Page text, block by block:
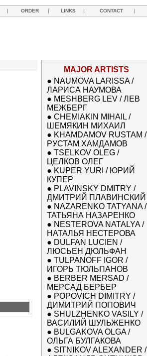
| ORDER | LINKS | CONTACT |
MAJOR ARTISTS
● NAUMOVA LARISSA /
ЛАРИСА НАУМОВА
● MESHBERG LEV / ЛЕВ
МЕЖБЕРГ
● CHEMIAKIN MIHAIL /
ШЕМЯКИН МИХАИЛ
● KHAMDAMOV RUSTAM /
РУСТАМ ХАМДАМОВ
● TSELKOV OLEG /
ЦЕЛКОВ ОЛЕГ
● KUPER YURI / ЮРИЙ
КУПЕР
● PLAVINSKY DMITRY /
ДМИТРИЙ ПЛАВИНСКИЙ
● NAZARENKO TATYANA /
ТАТЬЯНА НАЗАРЕНКО
● NESTEROVA NATALYA /
НАТАЛЬЯ НЕСТЕРОВА
● DULFAN LUCIEN /
ЛЮСЬЕН ДЮЛЬФАН
● TULPANOFF IGOR /
ИГОРЬ ТЮЛЬПАНОВ
● BERBER MERSAD /
МЕРСАД БЕРБЕР
● POPOVICH DIMITRY /
ДИМИТРИЙ ПОПОВИЧ
● SHULZHENKO VASILY /
ВАСИЛИЙ ШУЛЬЖЕНКО
● BULGAKOVA OLGA /
ОЛЬГА БУЛГАКОВА
● SITNIKOV ALEXANDER /